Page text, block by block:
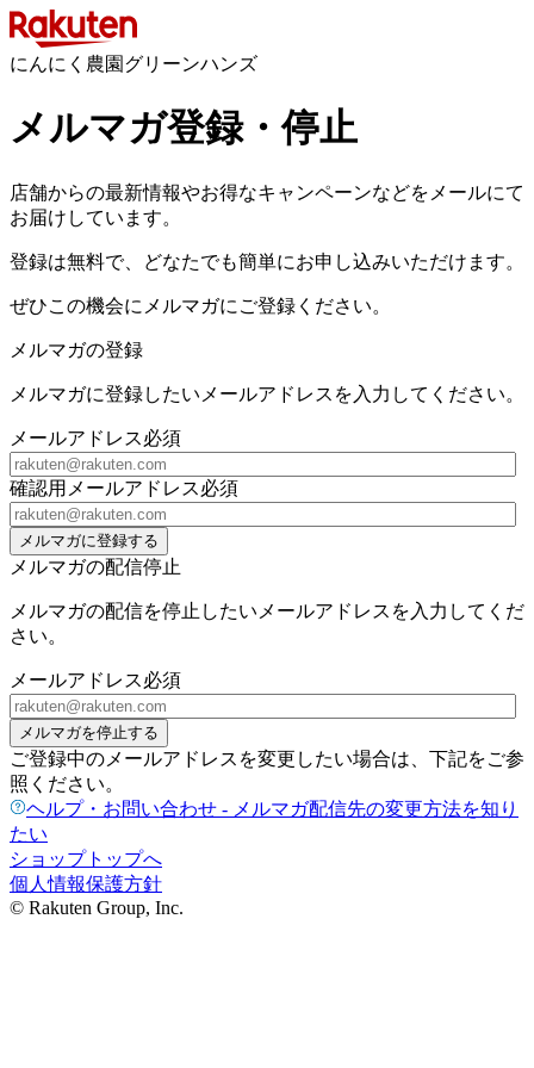
にんにく農園グリーンハンズ
メルマガ登録・停止
店舗からの最新情報やお得なキャンペーンなどをメールにて
お届けしています。
登録は無料で、どなたでも簡単にお申し込みいただけます。
ぜひこの機会にメルマガにご登録ください。
メルマガの登録
メルマガに登録したいメールアドレスを入力してください。
メールアドレス必須
確認用メールアドレス必須
メルマガに登録する
メルマガの配信停止
メルマガの配信を停止したいメールアドレスを入力してくだ
さい。
メールアドレス必須
メルマガを停止する
ご登録中のメールアドレスを変更したい場合は、下記をご参
照ください。
ヘルプ・お問い合わせ - メルマガ配信先の変更方法を知り
たい
ショップトップへ
個人情報保護方針
© Rakuten Group, Inc.